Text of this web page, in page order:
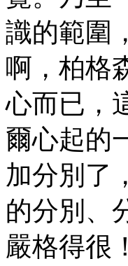
識的範圍
啊，柏格
心而已，
爾心起的
加分別了
的分別、
嚴格得很